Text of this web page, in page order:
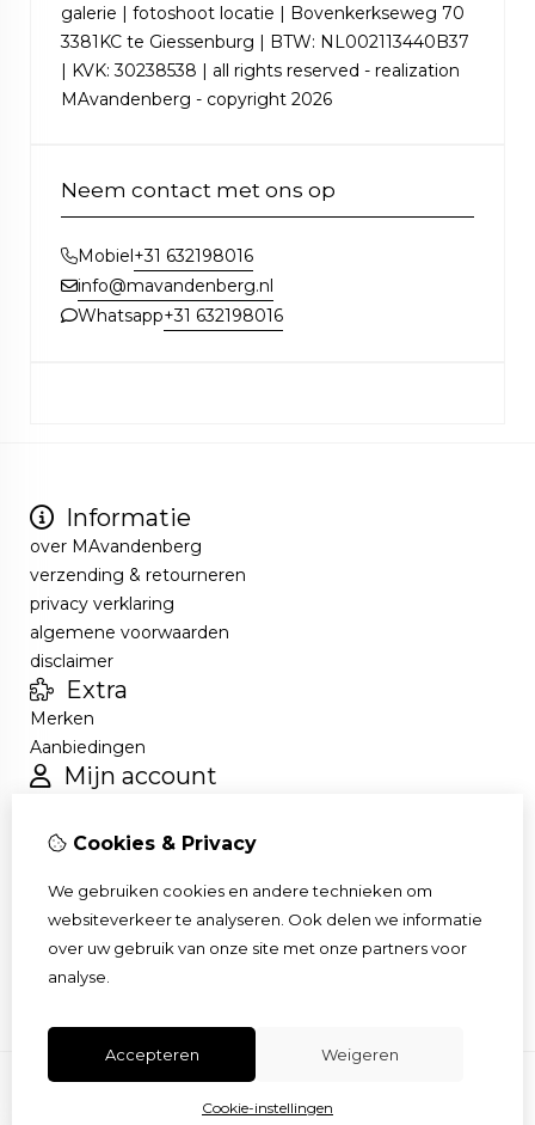
galerie | fotoshoot locatie | Bovenkerkseweg 70
3381KC te Giessenburg | BTW: NL002113440B37
| KVK: 30238538 | all rights reserved - realization
MAvandenberg - copyright 2026
Neem contact met ons op
Mobiel+31 632198016
info@mavandenberg.nl
Whatsapp+31 632198016
Informatie
over MAvandenberg
verzending & retourneren
privacy verklaring
algemene voorwaarden
disclaimer
Extra
Merken
Aanbiedingen
Mijn account
Bestelhistorie
Nieuwsbrief
Klantenservice
Contact
Sitemap
Cookies & Privacy
We gebruiken cookies en andere technieken om
websiteverkeer te analyseren. Ook delen we informatie
over uw gebruik van onze site met onze partners voor
analyse.
Accepteren Weigeren
Cookie-instellingen